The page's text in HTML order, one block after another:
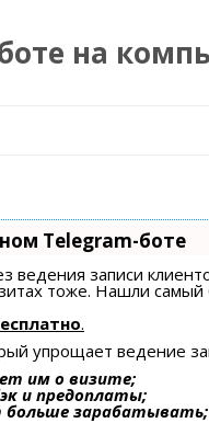
на
Telegram-боте
ведения записи
тоже. Нашли
.
упрощает ведение
им о визите;
и предоплаты;
больше зарабатывать;